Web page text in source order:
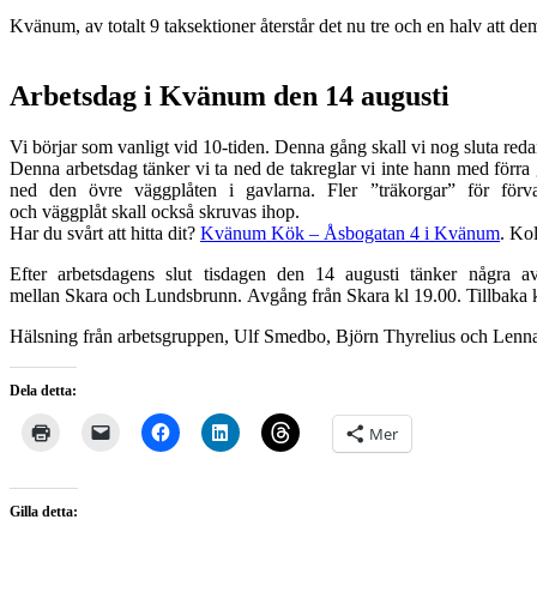
Kvänum, av totalt 9 taksektioner återstår det nu tre och en halv att
Arbetsdag i Kvänum den 14 augusti
Vi börjar som vanligt vid 10-tiden. Denna gång skall vi nog sluta
Denna arbetsdag tänker vi ta ned de takreglar vi inte hann med
ned den övre väggplåten i gavlarna. Fler ”träkorgar” för
och väggplåt skall också skruvas ihop.
Har du svårt att hitta dit? Kvänum Kök – Åsbogatan 4 i Kvänum.
Efter arbetsdagens slut tisdagen den 14 augusti tänker några
mellan Skara och Lundsbrunn. Avgång från Skara kl 19.00. Tillbaka
Hälsning från arbetsgruppen, Ulf Smedbo, Björn Thyrelius och
Dela detta:
Mer
Gilla detta: